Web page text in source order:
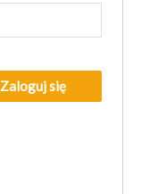
Zaloguj się